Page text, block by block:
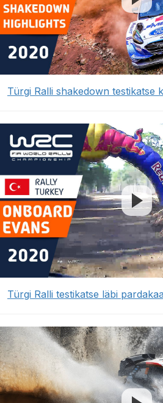
Türgi Ralli shakedown testikatse
Türgi Ralli testikatse läbi